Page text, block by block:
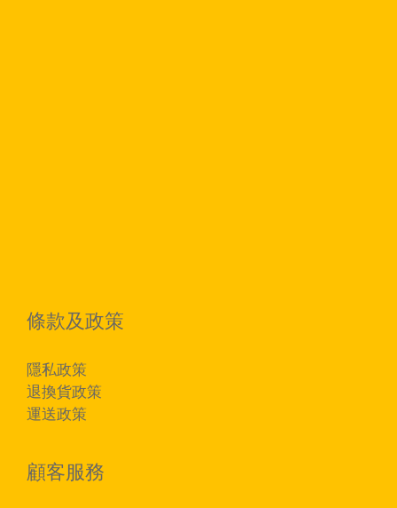
條款及政策
隱私政策
退換貨政策
運送政策
顧客服務